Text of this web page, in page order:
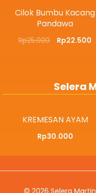
Cilok Bumbu Kacang
Pandawa
Rp25.000 Rp22.500
Selera
KREMESAN AYAM
Rp30.000
© 2026 Selera